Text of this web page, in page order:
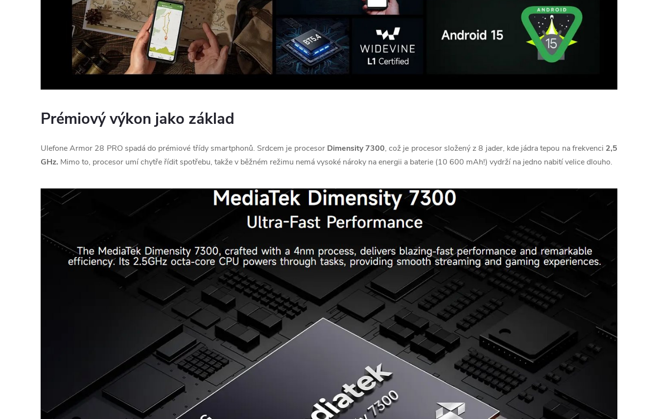
Prémiový výkon jako základ
Ulefone Armor 28 PRO spadá do prémiové třídy smartphonů. Srdcem je procesor Dimensity 7300, což je procesor složený z 8 jader, kde jádra tepou na frekvenci 2,5
GHz. Mimo to, procesor umí chytře řídit spotřebu, takže v běžném režimu nemá vysoké nároky na energii a baterie (10 600 mAh!) vydrží na jedno nabití velice dlouho.